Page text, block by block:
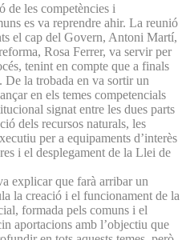
de les competències i
es va reprendre ahir. La reunió
el cap del Govern, Antoni Martí,
Rosa Ferrer, va servir per
tenint en compte que a finals
De la trobada en va sortir un
en els temes competencials
signat entre les dues parts
dels recursos naturals, les
per a equipaments d’interès
i el desplegament de la Llei de
explicar que farà arribar un
la creació i el funcionament de la
formada pels comuns i el
aportacions amb l’objectiu que